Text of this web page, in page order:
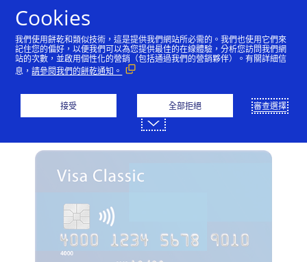
Visa信用卡 Visa金融卡 Visa預付卡
Visa普卡
Cookies
我們使用餅乾和類似技術，這是提供我們網站所必需的。我們也使用它們來
記住您的偏好，以便我們可以為您提供最佳的在線體驗，分析您訪問我們網
站的次數，並啟用個性化的營銷（包括通過我們的營銷夥伴）。有關詳細信
息，請參閱我們的餅乾通知。
接受 全部拒絕 審查選擇